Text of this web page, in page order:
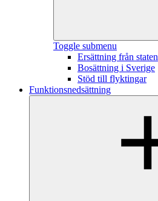
Toggle submenu
Ersättning från staten
Bosättning i Sverige
Stöd till flyktingar
Funktionsnedsättning